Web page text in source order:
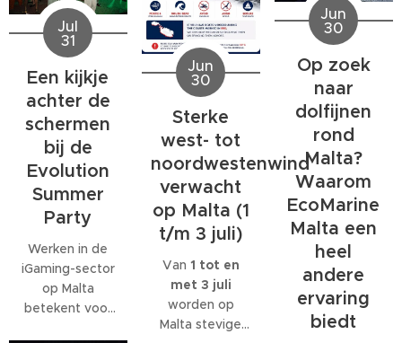
Jul
31
Een kijkje
achter de
schermen
bij de
Evolution
Summer
Party
Werken in de
iGaming-sector
op Malta
betekent voor
Jun
30
Sterke
west- tot
noordwestenwind
verwacht
op Malta (1
t/m 3 juli)
Van 1 tot en
met 3 juli
worden op
Malta stevige
Jun
30
Op zoek
naar
dolfijnen
rond
Malta?
Waarom
EcoMarine
Malta een
heel
andere
ervaring
biedt